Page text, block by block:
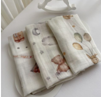
Mėgstamiausias